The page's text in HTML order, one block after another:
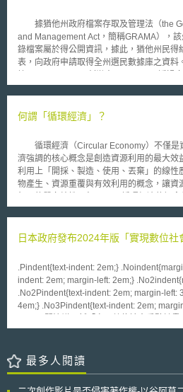
建立自身分類體系將導致國際標準更加零碎
區可能被歸類為不同屬性，反而增添漂綠風
對漂綠問題，如「競爭與市場管理局」（
CMA）與「廣告標準管理局」（Advertising
確保綠色聲明正確性所發布之相關指引等。 綜上所述，英國政府於審酌相
落實產業界認為對於加速淨零轉型投資具更
據猶他州政府檔案存取及管理法（the
and Management Act，簡稱GRAMA），
錄檔案屬於得公開資訊，據此，猶他州民
表，向政府申請取得全州選民數據庫之資料。 上開法令作為申請之
資訊後，建置該網站。透過該網站系統，任
要求移除網站上的資訊，但這些資訊仍被記
全因資料遭公開而陷入危險，或具有某些情
參議員）等資料，基於安全考量，得移除數據庫之
為他們資料如同信用卡被竊一般的遭到洩漏
議員Karen Mayne亦認為該不合理制度須做
與投票，但非在過程中犧牲與公開選民
反，則將面臨6個月以上有期徒刑及1,000美
何謂「循環經濟」？
循環經濟（Circular Economy）不僅是
濟強調的核心概念是創造資源利用的最大效
利用上「開採、製造、使用、丟棄」的線性
物產生、資源重覆與有效利用的概念，讓資
程當中，自產品設計、生產、物流、銷售、
少真正廢棄物的生成。與此相關聯的包含新
效益。在歐盟「展望2020計畫」（Horizon
濟列為計畫的重要領域之一，循環經濟時代
收、或是幾種廢棄物再利用的技術，而是對
新形塑，與新興科技及商業模式創新均密不
日本政府發布2024年版「實現數位社
.Pindent{text-indent: 2em;}
indent: 2em; margin-left: 2em;}
.No2Pindent{text-indent: 2em; margin-left:
4em;} .No3Pindent{text-indent: 2em; margin-left: 4em} 日
た重点計画），作為日本最新數位與資料治
人口減少、勞動力不足、產業競爭力下降、災害風
位社會重點計畫」自2021年發布第一版起，
最多人閱讀